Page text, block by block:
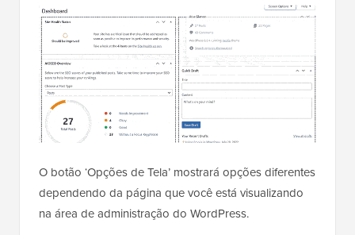
O botão ‘Opções de Tela’ mostrará opções diferentes
dependendo da página que você está visualizando
na área de administração do WordPress.